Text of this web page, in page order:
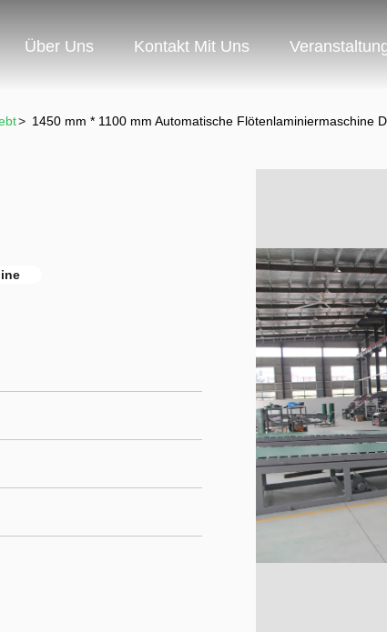
Über Uns Kontakt Mit Uns
> 1450 mm * 1100 mm Automatische Flötenlaminiermaschine